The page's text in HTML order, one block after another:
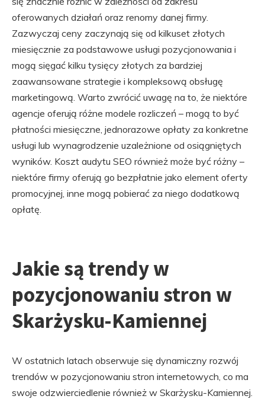
oferowanych działań oraz renomy danej firmy.
Zazwyczaj ceny zaczynają się od kilkuset złotych
miesięcznie za podstawowe usługi pozycjonowania i
mogą sięgać kilku tysięcy złotych za bardziej
zaawansowane strategie i kompleksową obsługę
marketingową. Warto zwrócić uwagę na to, że niektóre
agencje oferują różne modele rozliczeń – mogą to być
płatności miesięczne, jednorazowe opłaty za konkretne
usługi lub wynagrodzenie uzależnione od osiągniętych
wyników. Koszt audytu SEO również może być różny –
niektóre firmy oferują go bezpłatnie jako element oferty
promocyjnej, inne mogą pobierać za niego dodatkową
opłatę.
Jakie są trendy w
pozycjonowaniu stron w
Skarżysku-Kamiennej
W ostatnich latach obserwuje się dynamiczny rozwój
trendów w pozycjonowaniu stron internetowych, co ma
swoje odzwierciedlenie również w Skarżysku-Kamiennej.